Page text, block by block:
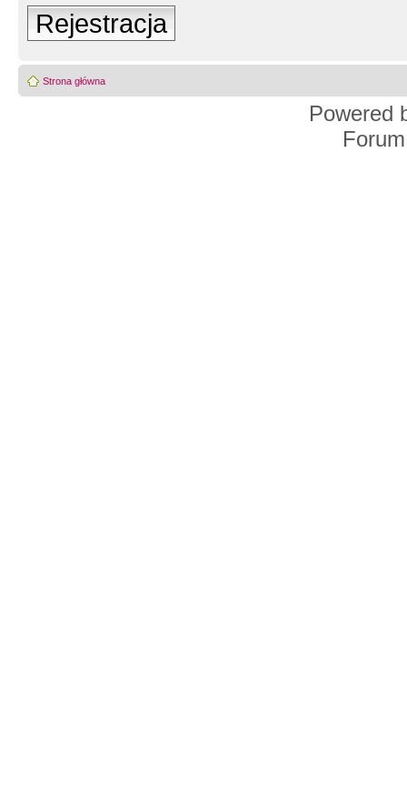
Rejestracja
Strona główna
Powered